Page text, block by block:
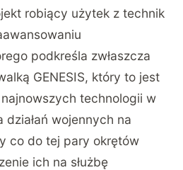
robiący użytek z technik
podkreśla zwłaszcza
GENESIS, który to jest
technologii w
wojennych na
co do tej pary okrętów
ich na służbę